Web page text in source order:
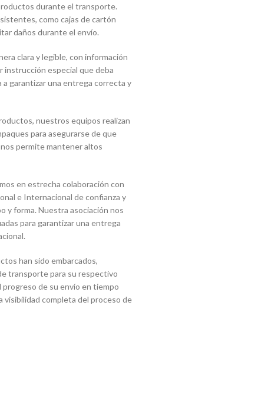
durante el transporte.
como cajas de cartón
daños durante el envío.
clara y legible, con información
instrucción especial que deba
garantizar una entrega correcta y
nuestros equipos realizan
para asegurarse de que
permite mantener altos
en estrecha colaboración con
e Internacional de confianza y
y forma. Nuestra asociación nos
para garantizar una entrega
han sido embarcados,
transporte para su respectivo
de su envío en tiempo
visibilidad completa del proceso de